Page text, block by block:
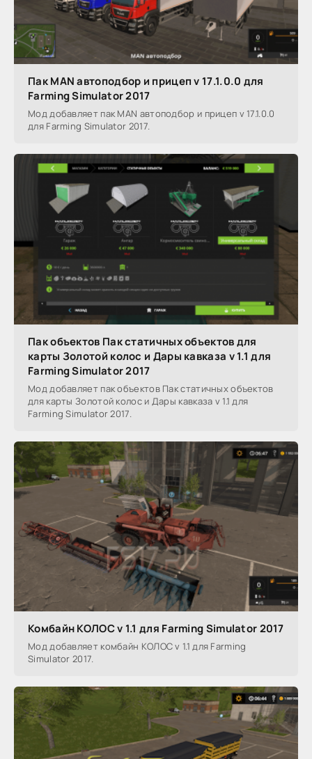
Пак MAN автоподбор и прицеп v 17.1.0.0 для
Farming Simulator 2017
Мод добавляет пак MAN автоподбор и прицеп v 17.1.0.0
для Farming Simulator 2017.
Пак объектов Пак статичных объектов для
карты Золотой колос и Дары кавказа v 1.1 для
Farming Simulator 2017
Мод добавляет пак объектов Пак статичных объектов
для карты Золотой колос и Дары кавказа v 1.1 для
Farming Simulator 2017.
Комбайн КОЛОС v 1.1 для Farming Simulator 2017
Мод добавляет комбайн КОЛОС v 1.1 для Farming
Simulator 2017.